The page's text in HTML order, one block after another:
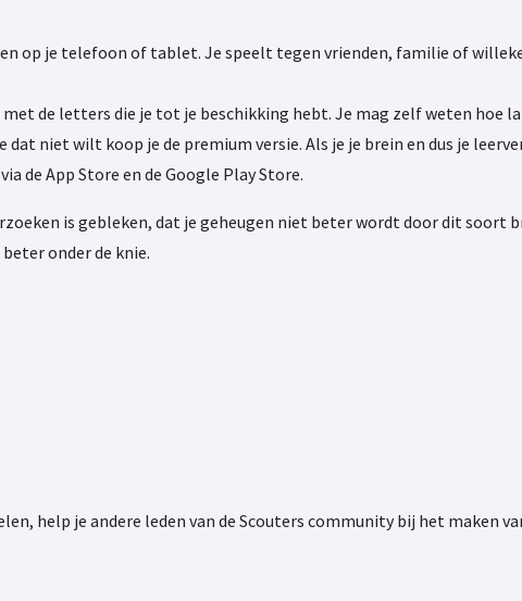
op je telefoon of tablet. Je speelt tegen vrienden, familie of
de letters die je tot je beschikking hebt. Je mag zelf weten hoe
niet wilt koop je de premium versie. Als je je brein en dus je
de App Store en de Google Play Store.
is gebleken, dat je geheugen niet beter wordt door dit soort
onder de knie.
help je andere leden van de Scouters community bij het maken